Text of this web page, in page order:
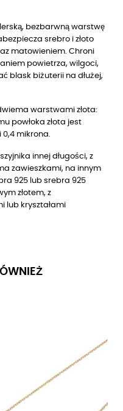
bezbarwną warstwę
srebro i złoto
matowieniem. Chroni
powietrza, wilgoci,
blask biżuterii na dłużej,
warstwami złota:
powłoka złota jest
0,4 mikrona.
innej długości, z
zawieszkami, na innym
925 lub srebra 925
złotem, z
lub kryształami